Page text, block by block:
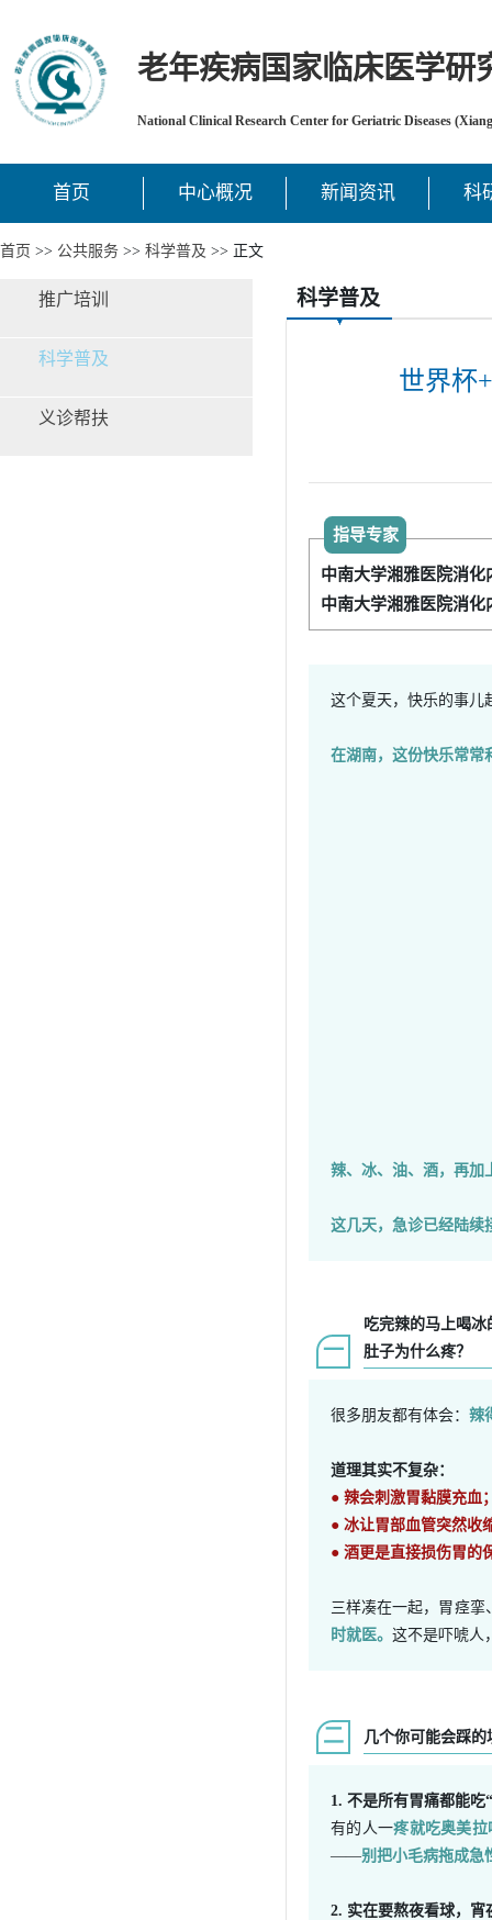
老年疾病国家临床医学研
National Clinical Research Center for Geriatric Diseases
首页 中心概况 新闻资讯 科
首页 >> 公共服务 >> 科学普及 >> 正文
推广培训
科学普及
义诊帮扶
科学普及
世界杯
指导专家
中南大学湘雅医院消
中南大学湘雅医院消
这个夏天，快乐的事
在湖南，这份快乐常常
辣、冰、油、酒，再加
这几天，急诊已经陆续
一
吃完辣的马上喝冰
肚子为什么疼？
很多朋友都有体会： 辣
道理其实不复杂：
● 辣会刺激胃黏膜充血
● 冰让胃部血管突然收
● 酒更是直接损伤胃的
三样凑在一起， 胃痉挛
时就医。 这不是吓唬人
二 几个你可能会踩的
1. 不是所有胃痛都能吃
有的人一疼就吃奥美拉
——别把小毛病拖成急
2. 实在要熬夜看球，宵